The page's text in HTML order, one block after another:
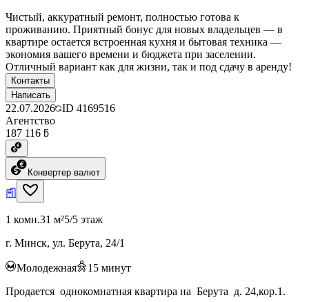
Чистый, аккуратный ремонт, полностью готова к
проживанию. Приятный бонус для новых владельцев — в
квартире остается встроенная кухня и бытовая техника —
экономия вашего времени и бюджета при заселении.
Отличный вариант как для жизни, так и под сдачу в аренду!
Контакты
Написать
22.07.2026 ID 4169516
Агентство
187 116 ƃ
Конвертер валют
1 комн.31 м²5/5 этаж
г. Минск, ул. Берута, 24/1
Молодежная 15 минут
Продается однокомнатная квартира на Берута д. 24,кор.1.